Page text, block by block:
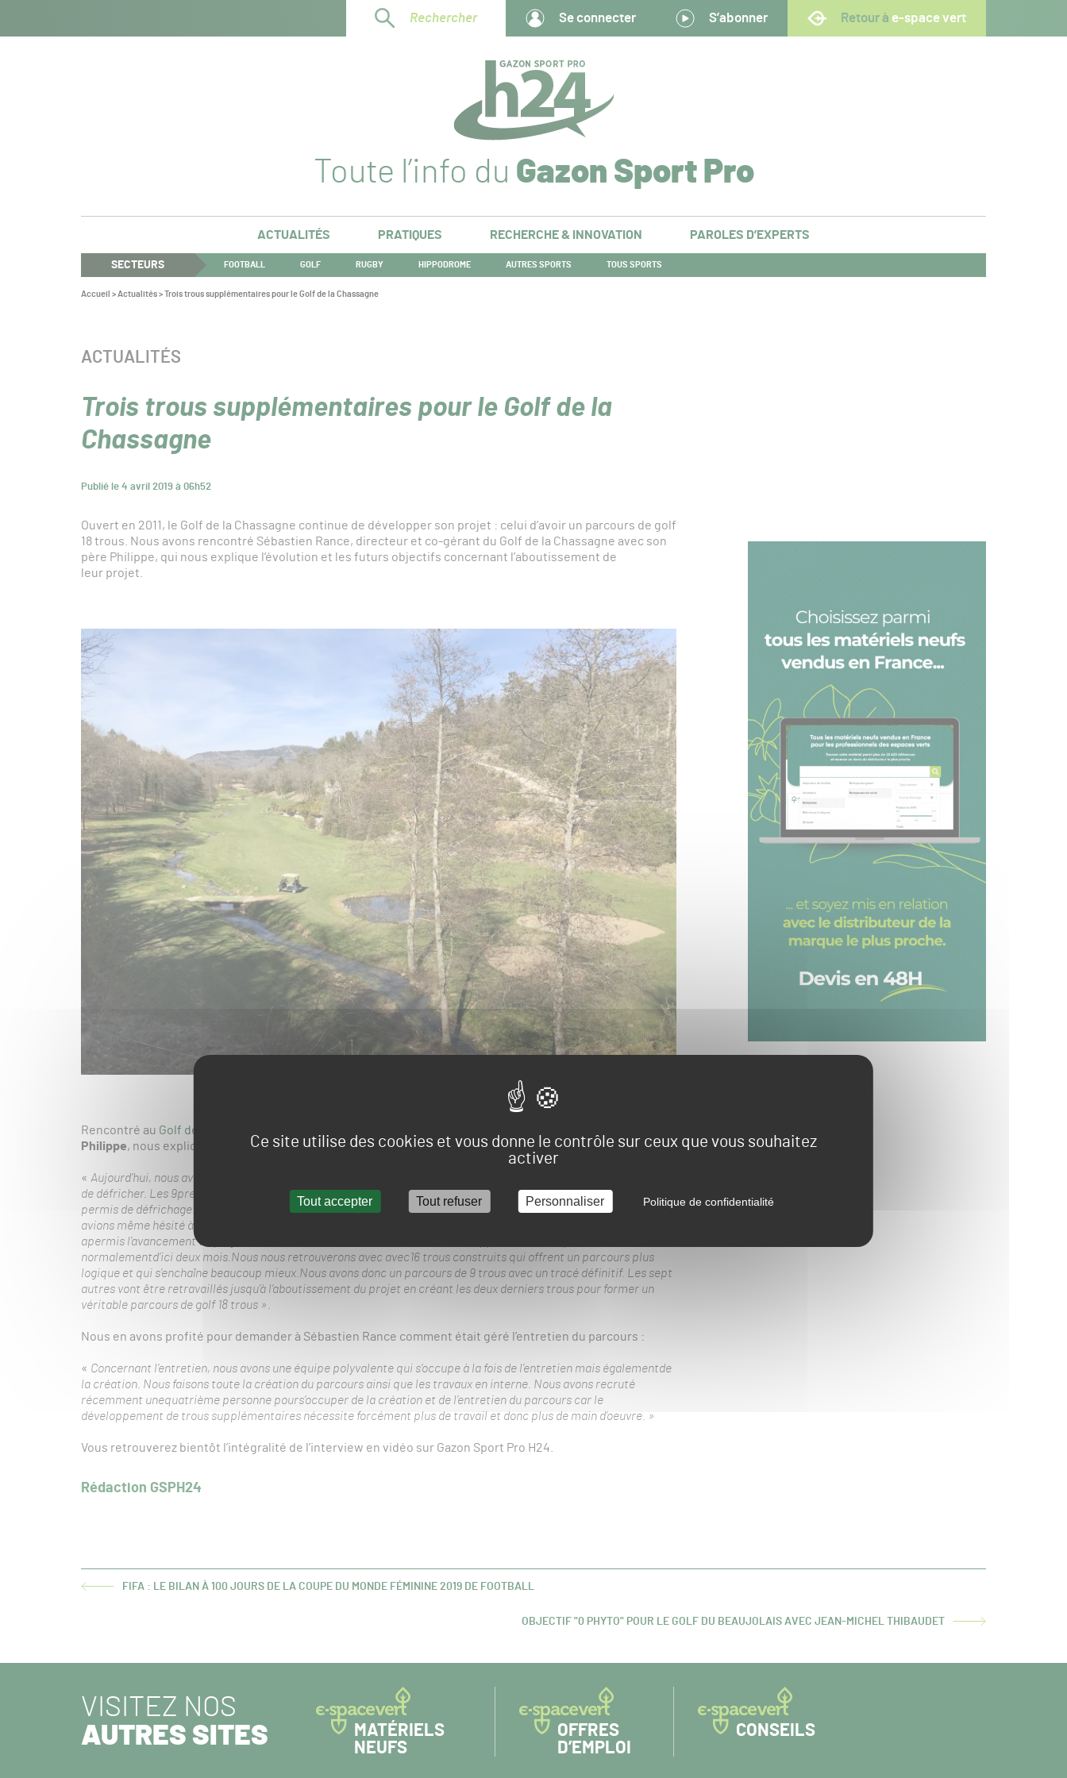
Ce site utilise des cookies et vous donne le contrôle sur ceux que vous souhaitez
activer
Tout accepter Tout refuser Personnaliser Politique de confidentialité
Rechercher Se connecter S’abonner Retour à e-space vert
Toute l’info du Gazon Sport Pro
ACTUALITÉS PRATIQUES RECHERCHE & INNOVATION PAROLES D’EXPERTS
SECTEURS FOOTBALL GOLF RUGBY HIPPODROME AUTRES SPORTS TOUS SPORTS
Vous
Accueil >Actualités>Trois trous supplémentaires pour le Golf de la Chassagne
Trois trous supplémentaires pour le Golf de la
Chassagne
Publié le 4 avril 2019 à 06h52
CATÉGORIE :
ACTUALITÉS
Ouvert en 2011, le Golf de la Chassagne continue de développer son projet : celui d’avoir un parcours de golf
18 trous. Nous avons rencontré Sébastien Rance, directeur et co-gérant du Golf de la Chassagne avec son
père Philippe, qui nous explique l’évolution et les futurs objectifs concernant l’aboutissement de
leur projet.
Rencontré au Golf de la Chassagne
Philippe, nous explique l’avancement du projet.
« Aujourd’hui, nous avons 13 trous jouables dont 9 qui ont ouverten 2011et 4en 2015 car nous avons eu l’autorisation
de défricher. Les 9premiers trous ont été construits sur les zones où l’on avait le droit de construire au départsans
permis de défrichage. C’était un parcours très étendu avec de longues marches entre les différents trous, nous
avions même hésité à l’ouvrir car il était vraiment « tordu ». Puis l’ouverture des trous supplémentaires en 2015
apermis l’avancement du projet. Nous avons récemment construit 3 trous supplémentaires qui ouvriront
normalementd’ici deux mois.Nous nous retrouverons avec avec16 trous construits qui offrent un parcours plus
logique et qui s’enchaîne beaucoup mieux.Nous avons donc un parcours de 9 trous avec un tracé définitif. Les sept
autres vont être retravaillés jusqu’à l’aboutissement du projet en créant les deux derniers trous pour former un
véritable parcours de golf 18 trous ».
Nous en avons profité pour demander à Sébastien Rance comment était géré l’entretien du parcours :
« Concernant l’entretien, nous avons une équipe polyvalente qui s’occupe à la fois de l’entretien mais égalementde
la création. Nous faisons toute la création du parcours ainsi que les travaux en interne. Nous avons recruté
récemment unequatrième personne pours’occuper de la création et de l’entretien du parcours car le
développement de trous supplémentaires nécessite forcément plus de travail et donc plus de main d’oeuvre. »
Vous retrouverez bientôt l’intégralité de l’interview en vidéo sur Gazon Sport Pro H24.
Rédaction GSPH24
ARTICLEFIFA : LE BILAN À 100 JOURS DE LA COUPE DU MONDE FÉMININE 2019 DE FOOTBALL
ARTICLE
OBJECTIF "0 PHYTO" POUR LE GOLF DU BEAUJOLAIS AVEC JEAN-MICHEL THIBAUDET
VISITEZ NOS
AUTRES SITES
MATÉRIELS
NEUFS
OFFRES
D’EMPLOI
CONSEILS